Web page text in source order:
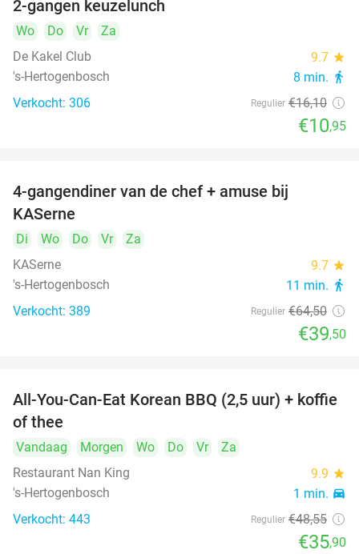
2-gangen keuzelunch
Wo Do Vr
Za
De Kakel Club
9.7 star
's-Hertogenbosch 8 min. directions_walk
Verkocht: 306 Regulier €16,10
€10,95
4-gangendiner van de chef + amuse bij
KASerne
Di Wo Do Vr
Za
KASerne
9.7 star
's-Hertogenbosch 11 min. directions_walk
Verkocht: 389 Regulier €64,50
€39,50
26%
All-You-Can-Eat Korean BBQ (2,5 uur) + koffie
of thee
Vandaag Morgen Wo Do Vr
Za
Restaurant Nan King
9.9 star
's-Hertogenbosch 1 min. directions_car
Verkocht: 443 Regulier €48,55
€35,90